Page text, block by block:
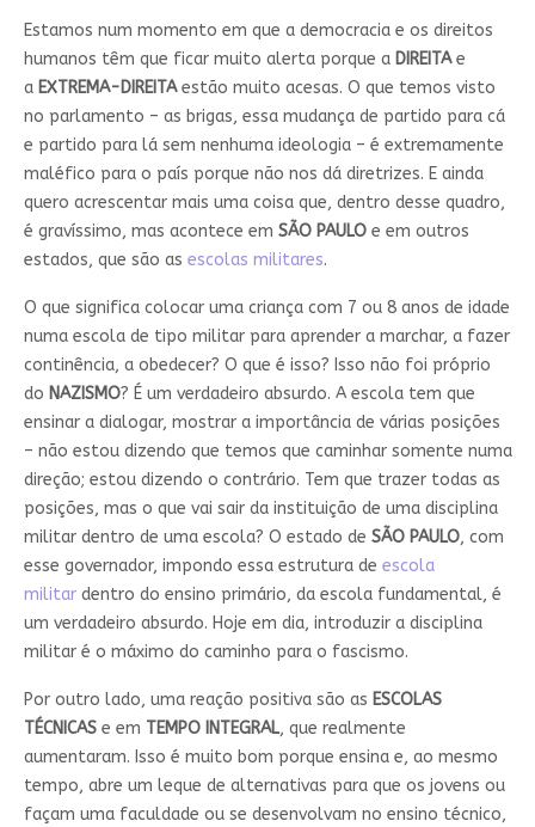
Estamos num momento em que a democracia e os direitos
humanos têm que ficar muito alerta porque a DIREITA e
a EXTREMA-DIREITA estão muito acesas. O que temos visto
no parlamento – as brigas, essa mudança de partido para cá
e partido para lá sem nenhuma ideologia – é extremamente
maléfico para o país porque não nos dá diretrizes. E ainda
quero acrescentar mais uma coisa que, dentro desse quadro,
é gravíssimo, mas acontece em SÃO PAULO e em outros
estados, que são as escolas militares.
O que significa colocar uma criança com 7 ou 8 anos de idade
numa escola de tipo militar para aprender a marchar, a fazer
continência, a obedecer? O que é isso? Isso não foi próprio
do NAZISMO? É um verdadeiro absurdo. A escola tem que
ensinar a dialogar, mostrar a importância de várias posições
– não estou dizendo que temos que caminhar somente numa
direção; estou dizendo o contrário. Tem que trazer todas as
posições, mas o que vai sair da instituição de uma disciplina
militar dentro de uma escola? O estado de SÃO PAULO, com
esse governador, impondo essa estrutura de escola
militar dentro do ensino primário, da escola fundamental, é
um verdadeiro absurdo. Hoje em dia, introduzir a disciplina
militar é o máximo do caminho para o fascismo.
Por outro lado, uma reação positiva são as ESCOLAS
TÉCNICAS e em TEMPO INTEGRAL, que realmente
aumentaram. Isso é muito bom porque ensina e, ao mesmo
tempo, abre um leque de alternativas para que os jovens ou
façam uma faculdade ou se desenvolvam no ensino técnico,